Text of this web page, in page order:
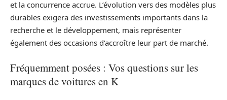
et la concurrence accrue. L’évolution vers des modèles plus
durables exigera des investissements importants dans la
recherche et le développement, mais représenter
également des occasions d’accroître leur part de marché.
Fréquemment posées : Vos questions sur les
marques de voitures en K